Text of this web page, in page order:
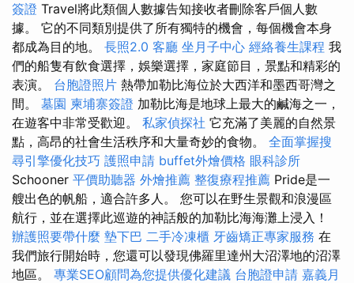
簽證 Travel將此類個人數據告知接收者刪除客戶個人數
據。 它的不同類別提供了所有獨特的機會，每個機會本身
都成為目的地。 長照2.0 客廳 坐月子中心 經絡養生課程 我
們的船隻有飲食選擇，娛樂選擇，家庭節目，景點和精彩的
表演。 台胞證照片 熱帶加勒比海位於大西洋和墨西哥灣之
間。 墓園 柬埔寨簽證 加勒比海是地球上最大的鹹海之一，
在遊客中非常受歡迎。 私家偵探社 它充滿了美麗的自然景
點，高昂的社會生活秩序和大量奇妙的食物。 全面掌握搜
尋引擎優化技巧 護照申請 buffet外燴價格 眼科診所
Schooner 平價助聽器 外燴推薦 整復療程推薦 Pride是一
艘出色的帆船，適合許多人。 您可以在野生景觀和浪漫區
航行，並在選擇此巡遊的神話般的加勒比海海灘上浸入！
辦護照要帶什麼 墊下巴 二手冷凍櫃 牙齒矯正專家服務 在
我們旅行開始時，您還可以發現佛羅里達州大沼澤地的沼澤
地區。 專業SEO顧問為您提供優化建議 台胞證申請 嘉義月